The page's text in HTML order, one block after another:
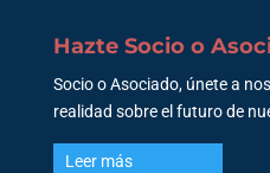
Hazte Socio o
Socio o Asociado, únete a
realidad sobre el futuro de
Leer más